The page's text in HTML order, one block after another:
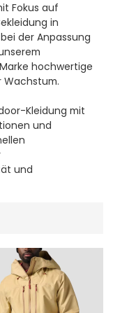
Fokus auf
in
der Anpassung
hochwertige
Kleidung mit
und
und